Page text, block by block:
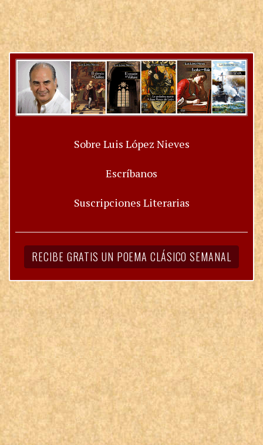
Sobre Luis López Nieves
Escríbanos
Suscripciones Literarias
RECIBE GRATIS UN POEMA CLÁSICO SEMANAL